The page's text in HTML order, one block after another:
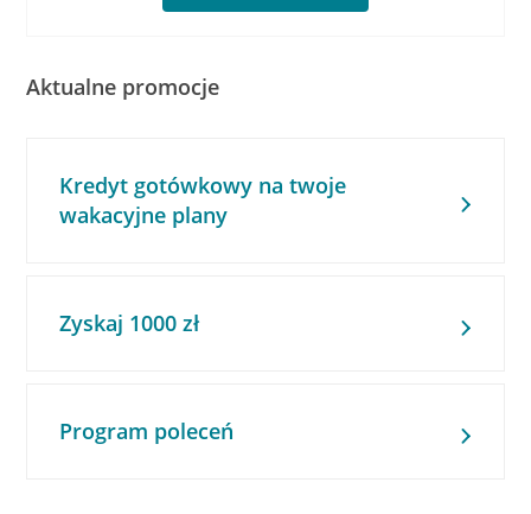
Aktualne promocje
Kredyt gotówkowy na twoje
wakacyjne plany
Zyskaj 1000 zł
Program poleceń